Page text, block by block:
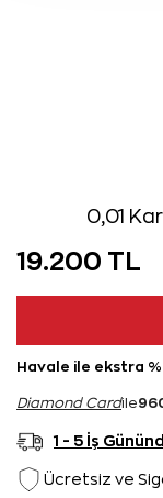
0,01
19.200 TL
Havale ile ekstra
Diamond Cardile
1 - 5 İş
Ücretsiz ve